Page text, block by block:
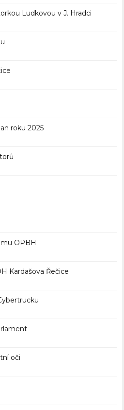
Ludkovou v J. Hradci
roku 2025
OPBH
Kardašova Řečice
oči